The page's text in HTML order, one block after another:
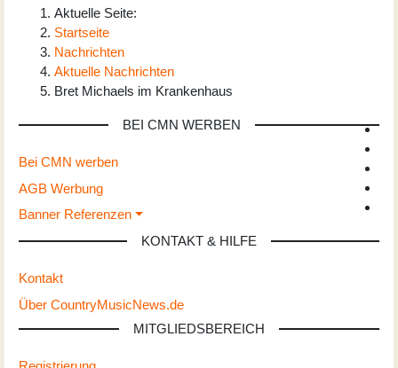
Aktuelle Seite:
Startseite
Nachrichten
Aktuelle Nachrichten
Bret Michaels im Krankenhaus
BEI CMN WERBEN
Bei CMN werben
AGB Werbung
Banner Referenzen
KONTAKT & HILFE
Kontakt
Über CountryMusicNews.de
MITGLIEDSBEREICH